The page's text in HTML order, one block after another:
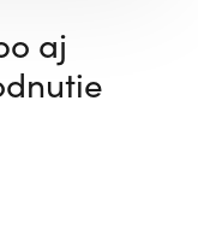
aj